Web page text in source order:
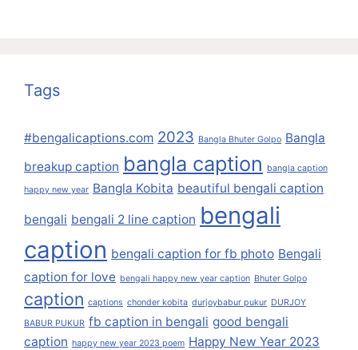
Tags
#bengalicaptions.com 2023 Bangla Bhuter Golpo Bangla
breakup caption bangla caption bangla caption
happy new year Bangla Kobita beautiful bengali caption
bengali bengali 2 line caption bengali
caption bengali caption for fb photo Bengali
caption for love bengali happy new year caption Bhuter Golpo
caption captions chonder kobita durjoybabur pukur DURJOY
BABUR PUKUR fb caption in bengali good bengali
caption happy new year 2023 poem Happy New Year 2023